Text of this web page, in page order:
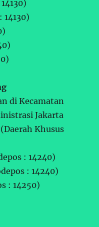
di Kecamatan
Jakarta
Khusus
: 14240)
: 14240)
: 14250)